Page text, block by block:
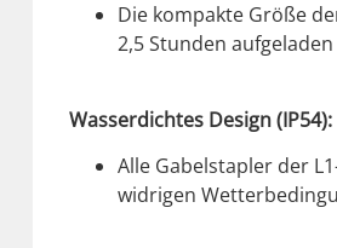
Die kom­pak­te Größe
2,5 Stun­den
Wasserdicht­es Design (IP54):
Alle Gabel­sta­pler der
widri­gen